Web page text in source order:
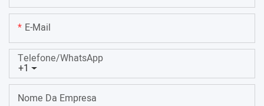
E-Mail
+1
Telefone/WhatsApp
Nome Da Empresa